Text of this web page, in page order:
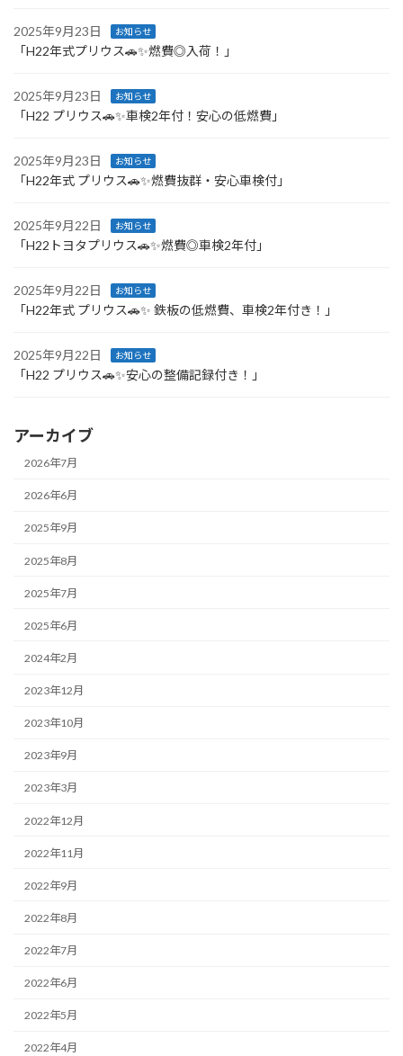
2025年9月23日 お知らせ
「H22年式プリウス🚗✨燃費◎入荷！」
2025年9月23日 お知らせ
「H22 プリウス🚗✨車検2年付！安心の低燃費」
2025年9月23日 お知らせ
「H22年式 プリウス🚗✨燃費抜群・安心車検付」
2025年9月22日 お知らせ
「H22トヨタプリウス🚗✨燃費◎車検2年付」
2025年9月22日 お知らせ
「H22年式 プリウス🚗✨ 鉄板の低燃費、車検2年付き！」
2025年9月22日 お知らせ
「H22 プリウス🚗✨安心の整備記録付き！」
アーカイブ
2026年7月
2026年6月
2025年9月
2025年8月
2025年7月
2025年6月
2024年2月
2023年12月
2023年10月
2023年9月
2023年3月
2022年12月
2022年11月
2022年9月
2022年8月
2022年7月
2022年6月
2022年5月
2022年4月